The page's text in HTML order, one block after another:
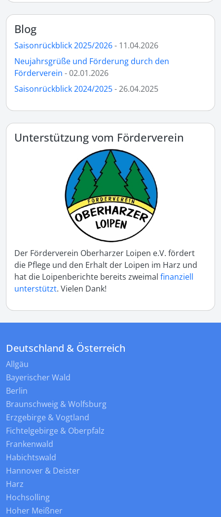
Blog
Saisonrückblick 2025/2026- 11.04.2026
Neujahrsgrüße und Förderung durch den
Förderverein - 02.01.2026
Saisonrückblick 2024/2025- 26.04.2025
Unterstützung vom Förderverein
Der Förderverein Oberharzer Loipen e.V. fördert
die Pflege und den Erhalt der Loipen im Harz und
hat die Loipenberichte bereits zweimal finanziell
unterstützt. Vielen Dank!
Deutschland & Österreich
Allgäu
Bayerischer Wald
Berlin
Braunschweig & Wolfsburg
Erzgebirge & Vogtland
Fichtelgebirge & Oberpfalz
Frankenwald
Habichtswald
Hannover & Deister
Harz
Hochsolling
Hoher Meißner